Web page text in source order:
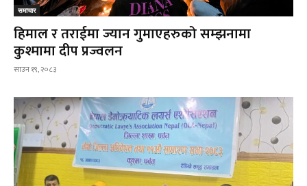
समाचार
हिमाल र तराईमा ज्यान गुमाएहरुको सम्झनामा
कुश्मामा दीप प्रज्वलन
साउन १९, २०८३